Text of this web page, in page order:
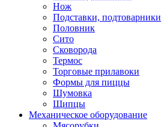
Нож
Подставки, подтоварники
Половник
Сито
Сковорода
Термос
Торговые прилавоки
Формы для пиццы
Шумовка
Щипцы
Механическое оборудование